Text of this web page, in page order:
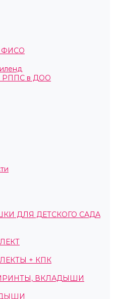
ФИСО
РППС в ДОО
ДЛЯ ДЕТСКОГО САДА
+ КПК
ВКЛАДЫШИ